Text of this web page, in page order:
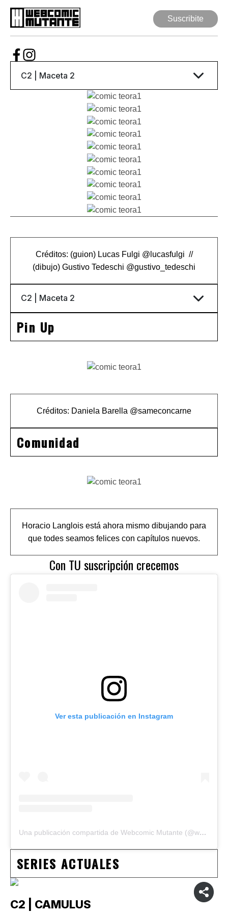
Suscribite
Web Comic
Mutante
Créditos: (guion) Lucas Fulgi @lucasfulgi //
(dibujo) Gustivo Tedeschi @gustivo_tedeschi
Pin Up
Créditos: Daniela Barella @sameconcarne
Comunidad
Horacio Langlois está ahora mismo dibujando para
que todes seamos felices con capítulos nuevos.
Con TU suscripción crecemos
Ver esta publicación en Instagram
Una publicación compartida de Webcomic Mutante (@webcomicmutante)
SERIES ACTUALES
C2 | CAMULUS